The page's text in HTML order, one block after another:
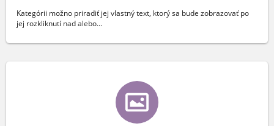
Kategórii možno priradiť jej vlastný text, ktorý sa bude zobrazovať po
jej rozkliknutí nad alebo...